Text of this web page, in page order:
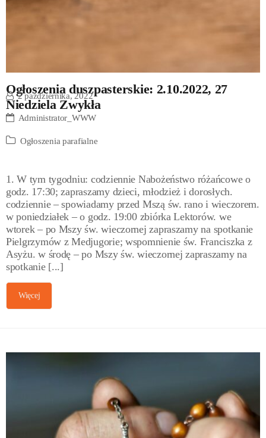
Ogłoszenia duszpasterskie: 2.10.2022, 27
Niedziela Zwykła
2 października, 2022
Administrator_WWW
Ogłoszenia parafialne
1. W tym tygodniu: codziennie Nabożeństwo różańcowe o
godz. 17:30; zapraszamy dzieci, młodzież i dorosłych.
codziennie – spowiadamy przed Mszą św. rano i wieczorem.
w poniedziałek – o godz. 19:00 zbiórka Lektorów. we
wtorek – po Mszy św. wieczornej zapraszamy na spotkanie
Pielgrzymów z Medjugorie; wspomnienie św. Franciszka z
Asyżu. w środę – po Mszy św. wieczornej zapraszamy na
spotkanie [...]
Więcej